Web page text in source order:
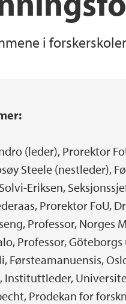
i
(leder), Prorektor
Steele (nestleder),
Eriksen,
Prorektor FoU,
Professor, Norges
Professor,
Førsteamanuensis,
Instituttleder,
Prodekan for